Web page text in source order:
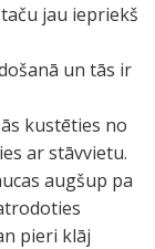
jau iepriekš
un tās ir
kustēties no
ar stāvvietu.
augšup pa
pieri klāj